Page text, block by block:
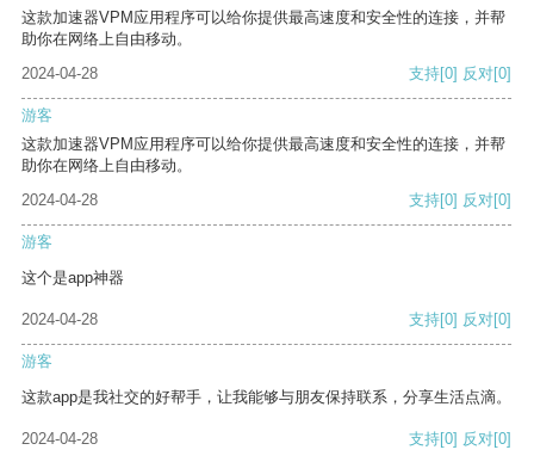
这款加速器VPM应用程序可以给你提供最高速度和安全性的连接，并帮
助你在网络上自由移动。
2024-04-28
支持[0] 反对[0]
游客
这款加速器VPM应用程序可以给你提供最高速度和安全性的连接，并帮
助你在网络上自由移动。
2024-04-28
支持[0] 反对[0]
游客
这个是app神器
2024-04-28 支持[0] 反对[0]
游客
这款app是我社交的好帮手，让我能够与朋友保持联系，分享生活点滴。
2024-04-28 支持[0] 反对[0]